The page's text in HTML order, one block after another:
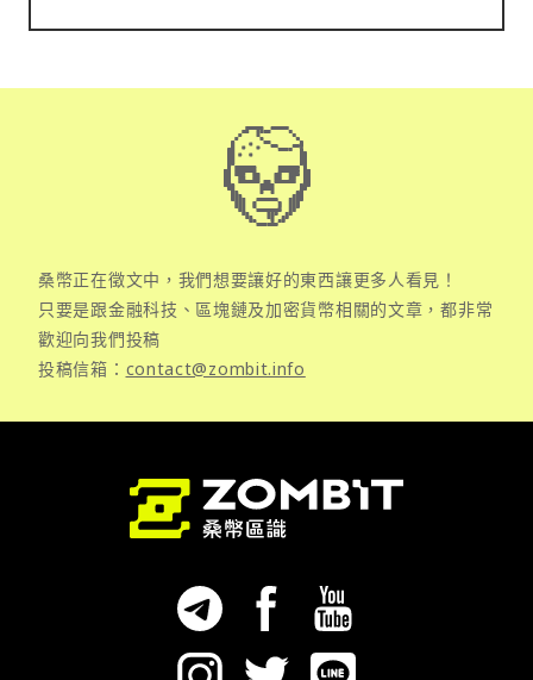
桑幣正在徵文中，我們想要讓好的東西讓更多人看見！
只要是跟金融科技、區塊鏈及加密貨幣相關的文章，都非常
歡迎向我們投稿
投稿信箱： contact@zombit.info